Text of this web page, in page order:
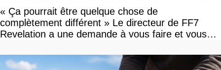
« Ça pourrait être quelque chose de
complètement différent » Le directeur de FF7
Revelation a une demande à vous faire et vous